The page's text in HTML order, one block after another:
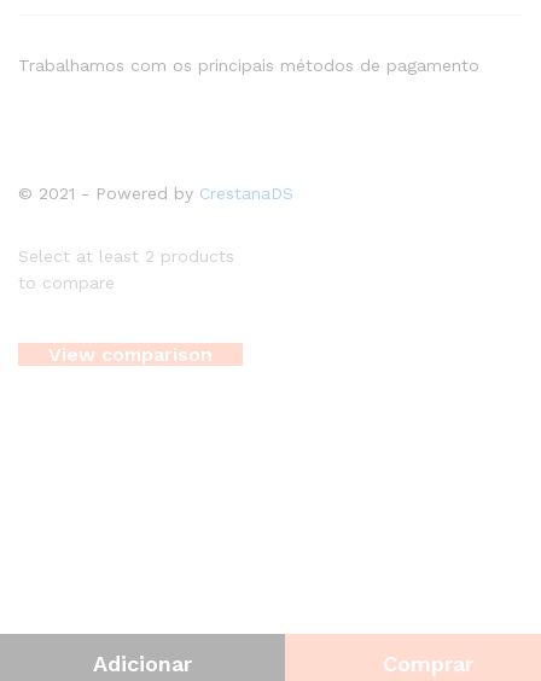
Adicionar Comprar
© 2021 - Powered by CrestanaDS
Trabalhamos com os principais métodos de pagamento
Select at least 2 products
to compare
View comparison